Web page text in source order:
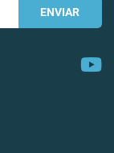
ENVIAR